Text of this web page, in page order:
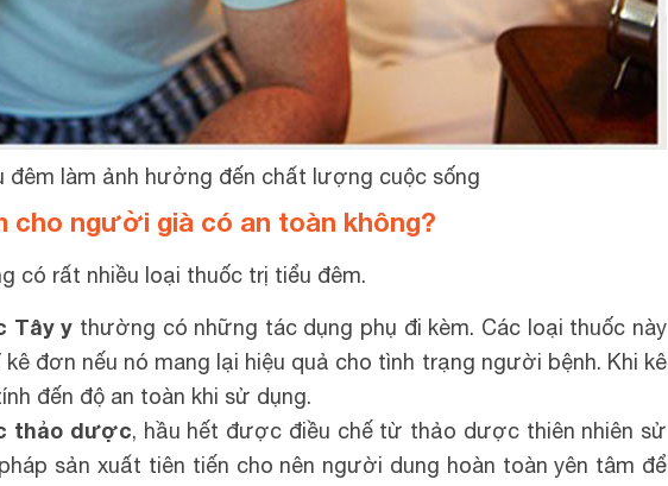
đêm làm ảnh hưởng đến chất lượng cuộc sống
cho người già có an toàn không?
có rất nhiều loại thuốc trị tiểu đêm.
Tây y thường có những tác dụng phụ đi kèm. Các loại thuốc này
đơn nếu nó mang lại hiệu quả cho tình trạng người bệnh. Khi kê
đến độ an toàn khi sử dụng.
thảo dược, hầu hết được điều chế từ thảo dược thiên nhiên sử
sản xuất tiên tiến cho nên người dung hoàn toàn yên tâm để